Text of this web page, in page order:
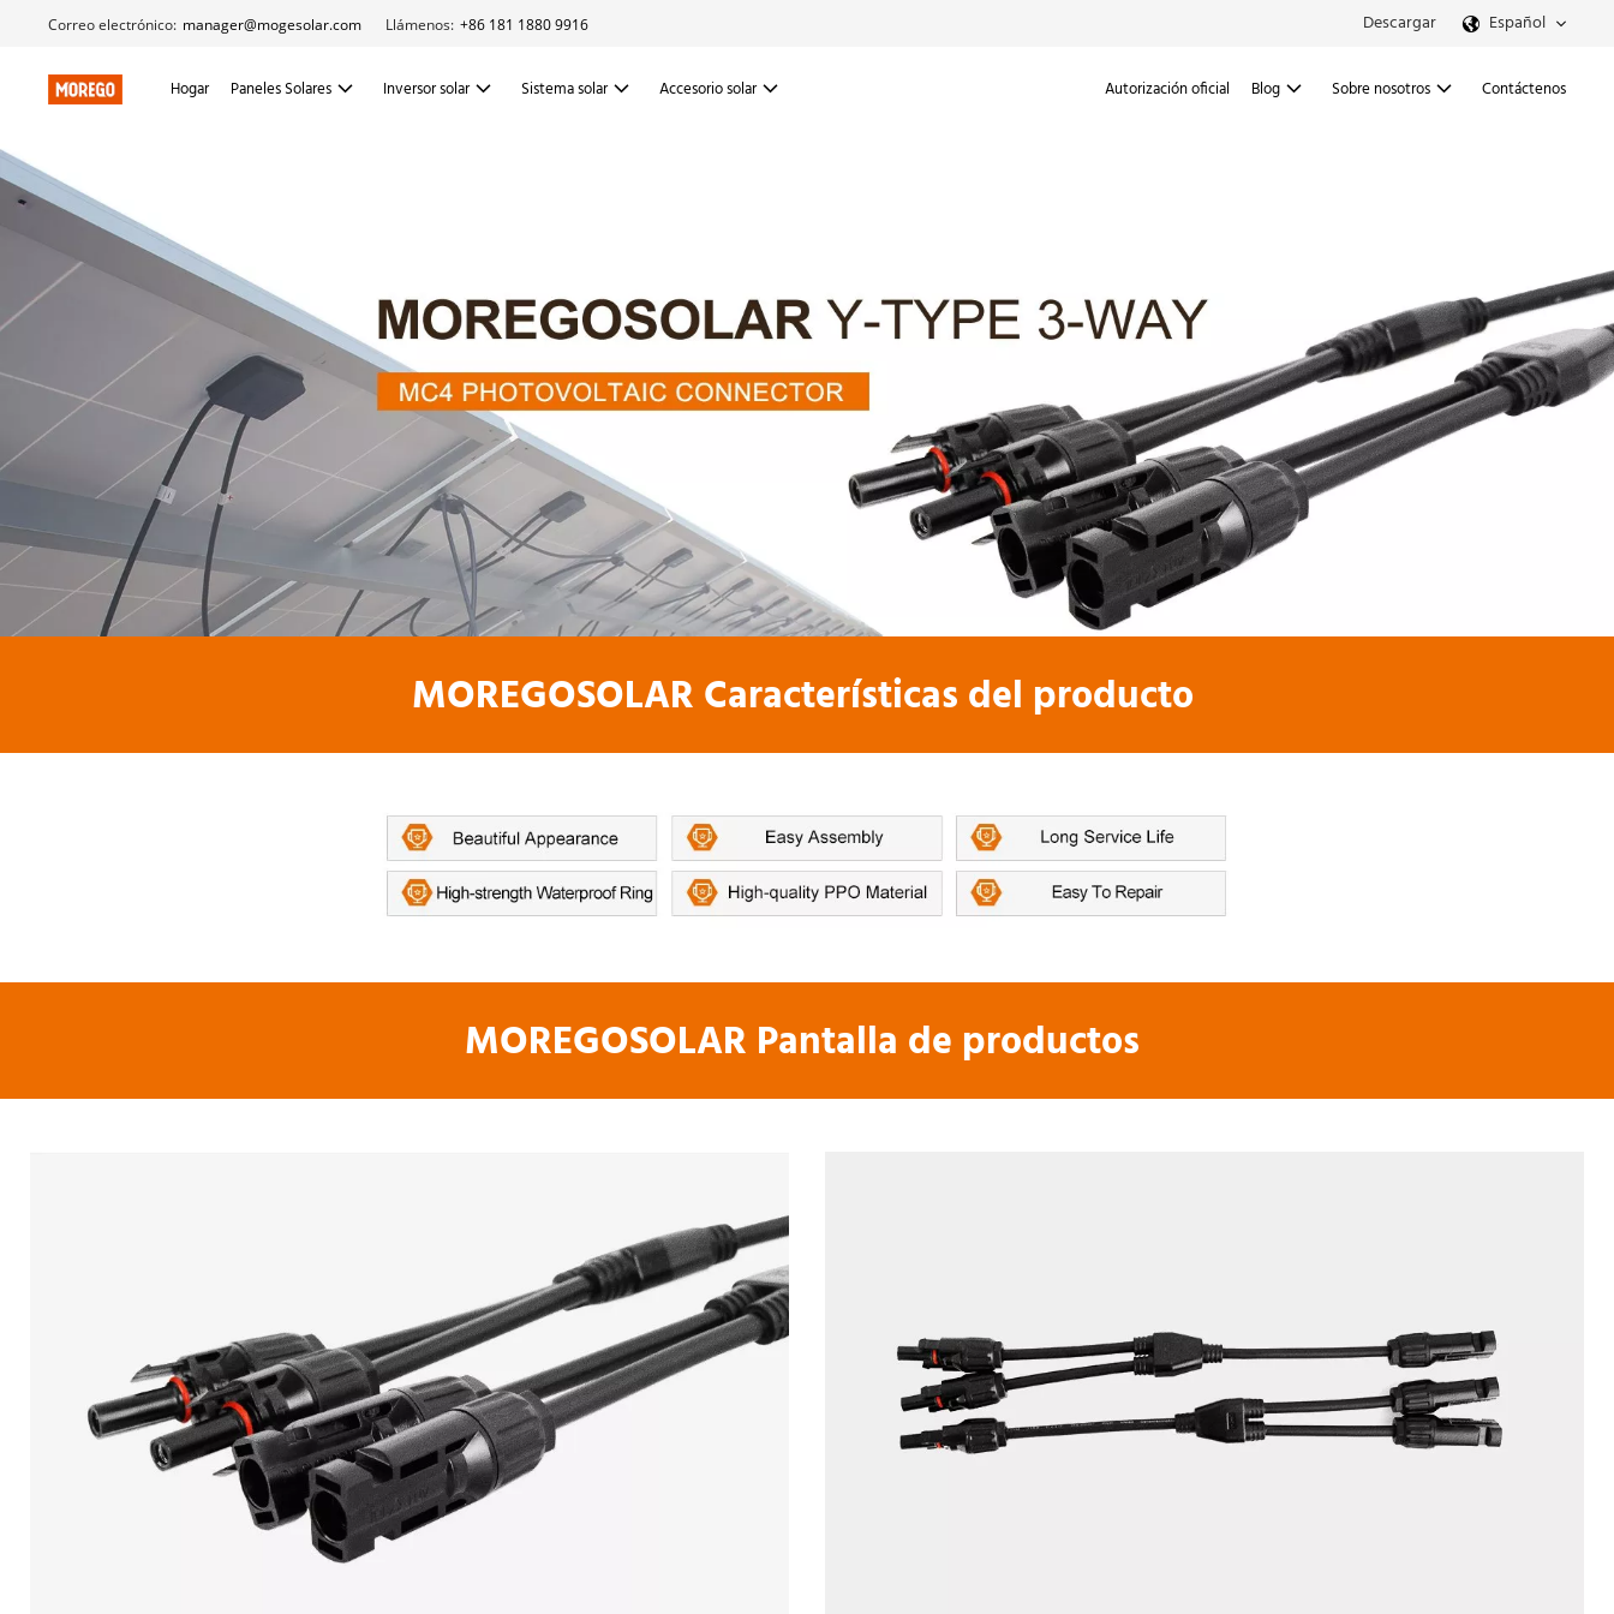
Correo electrónico: manager@mogesolar.com Llámenos: +86 181 1880 9916 Descargar Español
Hogar Paneles Solares Inversor solar Sistema solar Accesorio solar Autorización oficial Blog Sobre nosotros Contáctenos
MOREGOSOLAR Características del producto
MOREGOSOLAR Pantalla de productos